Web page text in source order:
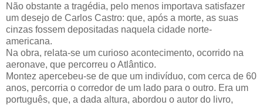
Não obstante a tragédia, pelo menos importava satisfazer
um desejo de Carlos Castro: que, após a morte, as suas
cinzas fossem depositadas naquela cidade norte-
americana.
Na obra, relata-se um curioso acontecimento, ocorrido na
aeronave, que percorreu o Atlântico.
Montez apercebeu-se de que um indivíduo, com cerca de 60
anos, percorria o corredor de um lado para o outro. Era um
português, que, a dada altura, abordou o autor do livro,